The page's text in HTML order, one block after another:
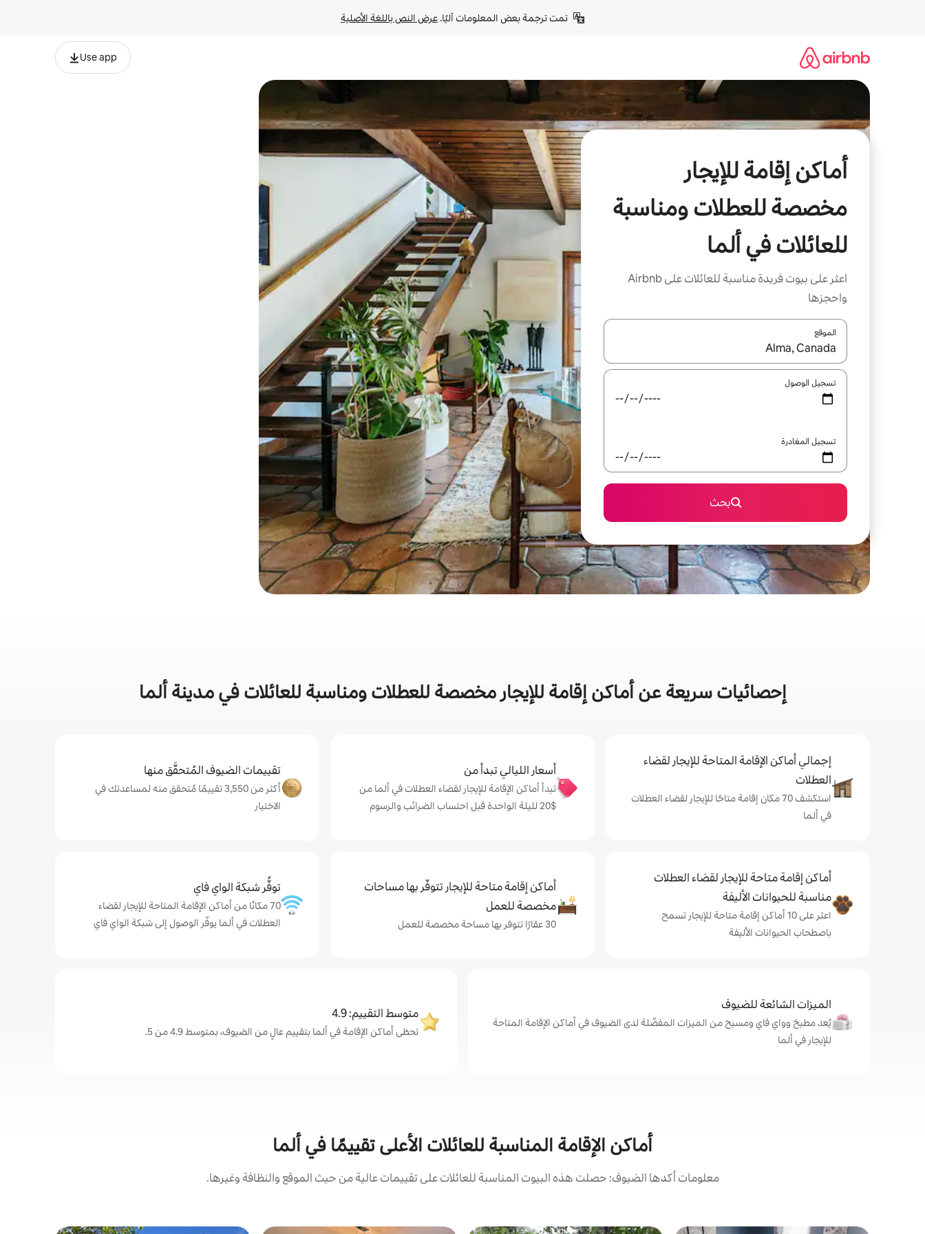
تمت ترجمة بعض المعلومات آليًا. عرض النص باللغة الأصلية
Use app
أماكن إقامة للإيجار
مخصصة للعطلات ومناسبة
للعائلات في ألما
اعثر على بيوت فريدة مناسبة للعائلات على Airbnb
واحجزها
الموقع
عند توفر النتائج، انتقل باستخدام السهمين لأعلى ولأسفل أو استكشف عن طريق اللمس أو السحب.
تسجيل الوصول
تسجيل المغادرة
بحث
إحصائيات سريعة عن أماكن إقامة للإيجار مخصصة للعطلات ومناسبة للعائلات في مدينة ألما
إجمالي أماكن الإقامة المتاحة للإيجار لقضاء
العطلات
استكشف 70 مكان إقامة متاحًا للإيجار لقضاء العطلات
في ألما
أسعار الليالي تبدأ من
تبدأ أماكن الإقامة للإيجار لقضاء العطلات في ألما من
$‏20 لليلة الواحدة قبل احتساب الضرائب والرسوم
تقييمات الضيوف المُتحقَّق منها
أكثر من 3,550 تقييمًا مُتحقق منه لمساعدتك في
الاختيار
أماكن إقامة متاحة للإيجار لقضاء العطلات
مناسبة للحيوانات الأليفة
اعثر على 10 أماكن إقامة متاحة للإيجار تسمح
باصطحاب الحيوانات الأليفة
أماكن إقامة متاحة للإيجار تتوفّر بها مساحات
مخصصة للعمل
30 عقارًا تتوفر بها مساحة مخصصة للعمل
توفُّر شبكة الواي فاي
70 مكانًا من أماكن الإقامة المتاحة للإيجار لقضاء
العطلات في ألما يوفّر الوصول إلى شبكة الواي فاي
الميزات الشائعة للضيوف
يُعد مطبخ وواي فاي ومسبح من الميزات المفضّلة لدى الضيوف في أماكن الإقامة المتاحة
للإيجار في ألما
متوسط التقييم: 4.9
تحظى أماكن الإقامة في ألما بتقييم عالٍ من الضيوف، بمتوسط 4.9 من 5.
أماكن الإقامة المناسبة للعائلات الأعلى تقييمًا في ألما
معلومات أكدها الضيوف: حصلت هذه البيوت المناسبة للعائلات على تقييمات عالية من حيث الموقع والنظافة وغيرها.